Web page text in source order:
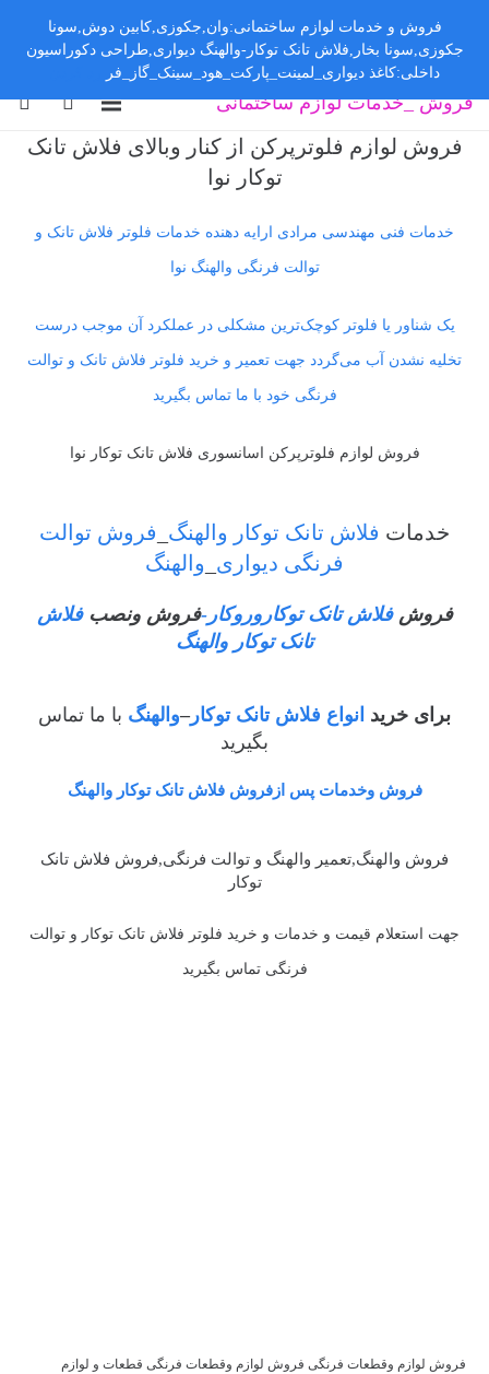
فروش _خدمات لوازم ساختمانی
فروش لوازم فلوترپرکن از کنار وبالای فلاش تانک
توکار نوا
خدمات فنی مهندسی مرادی ارایه دهنده خدمات فلوتر فلاش تانک و
توالت فرنگی والهنگ نوا
یک شناور یا فلوتر کوچک‌ترین مشکلی در عملکرد آن موجب درست
تخلیه نشدن آب می‌گردد جهت تعمیر و خرید فلوتر فلاش تانک و توالت
فرنگی خود با ما تماس بگیرید
فروش لوازم فلوترپرکن اسانسوری فلاش تانک توکار نوا
خدمات فلاش تانک توکار والهنگ فروش توالت
فرنگی دیواری والهنگ
فروش فلاش تانک توکاروروکار-فروش ونصب فلاش
تانک توکار والهنگ
برای خرید انواع فلاش تانک توکار–والهنگ با ما تماس
بگیرید
فروش وخدمات پس ازفروش فلاش تانک توکار والهنگ
فروش والهنگ,تعمیر والهنگ و توالت فرنگی,فروش فلاش تانک
توکار
جهت استعلام قیمت و خدمات و خرید فلوتر فلاش تانک توکار و توالت
فرنگی تماس بگیرید
فروش لوازم وقطعات فرنگی فروش لوازم وقطعات فرنگی قطعات و لوازم
فروش و خدمات لوازم ساختمانی:وان,جکوزی,کابین دوش,سونا
جکوزی,سونا بخار,فلاش تانک توکار-والهنگ دیواری,طراحی دکوراسیون
داخلی:کاغذ دیواری_لمینت_پارکت_هود_سینک_گاز_فر